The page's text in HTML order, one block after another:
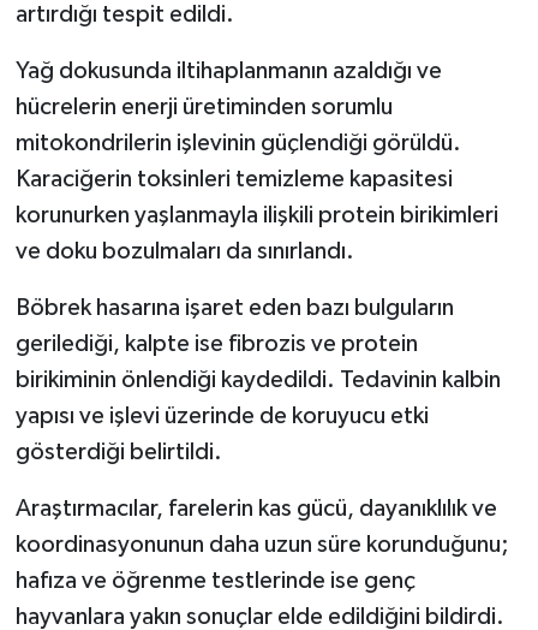
artırdığı tespit edildi.
Yağ dokusunda iltihaplanmanın azaldığı ve
hücrelerin enerji üretiminden sorumlu
mitokondrilerin işlevinin güçlendiği görüldü.
Karaciğerin toksinleri temizleme kapasitesi
korunurken yaşlanmayla ilişkili protein birikimleri
ve doku bozulmaları da sınırlandı.
Böbrek hasarına işaret eden bazı bulguların
gerilediği, kalpte ise fibrozis ve protein
birikiminin önlendiği kaydedildi. Tedavinin kalbin
yapısı ve işlevi üzerinde de koruyucu etki
gösterdiği belirtildi.
Araştırmacılar, farelerin kas gücü, dayanıklılık ve
koordinasyonunun daha uzun süre korunduğunu;
hafıza ve öğrenme testlerinde ise genç
hayvanlara yakın sonuçlar elde edildiğini bildirdi.